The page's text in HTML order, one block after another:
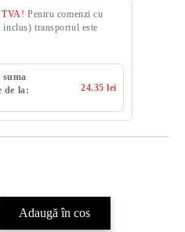
TVA! Pentru comenzi cu
inclus) transportul este
de la:
24.35 lei